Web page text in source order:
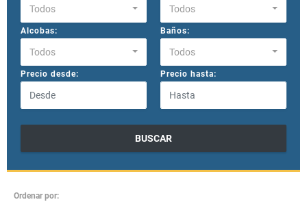
Todos Todos
Alcobas:
Todos
Baños:
Todos
Precio desde: Precio hasta:
BUSCAR
Ordenar por: